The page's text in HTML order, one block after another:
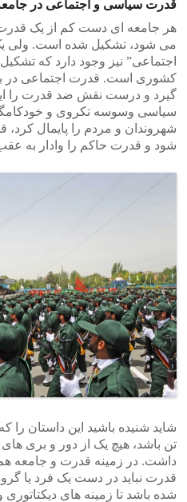
قدرت سیاسی و اجتماعی در
هر جامعه ای دست کم از یک
می شود، تشکیل شده است. ولی
اجتماعی” نیز وجود دارد که
کشوری است. قدرت اجتماعی در
گیرد و درست نقش ضد قدرت را
سیاسی وسوسه تکروی و
شهروندان و مردم را پایمال
شود و قدرت حاکم را وادار به
شاید شنیده باشید این داستان
تن باشد، هیچ یک از دور و بری
داشت. در زمینه قدرت و جامعه
قدرت نباید در دست یک فرد یا
شده باشد تا زمینه های